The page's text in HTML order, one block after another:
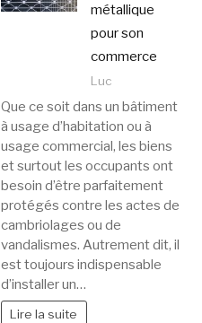
métallique
pour son
commerce
Luc
Que ce soit dans un bâtiment
à usage d’habitation ou à
usage commercial, les biens
et surtout les occupants ont
besoin d’être parfaitement
protégés contre les actes de
cambriolages ou de
vandalismes. Autrement dit, il
est toujours indispensable
d’installer un…
Lire la suite